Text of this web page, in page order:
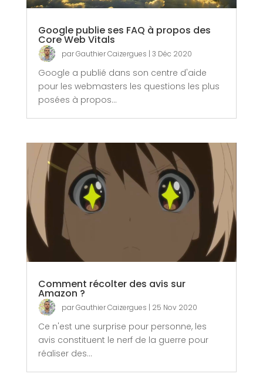
Google publie ses FAQ à propos des
Core Web Vitals
parGauthier Caizergues | 3 Déc 2020
Google a publié dans son centre d'aide
pour les webmasters les questions les plus
posées à propos...
Comment récolter des avis sur
Amazon ?
parGauthier Caizergues | 25 Nov 2020
Ce n'est une surprise pour personne, les
avis constituent le nerf de la guerre pour
réaliser des...